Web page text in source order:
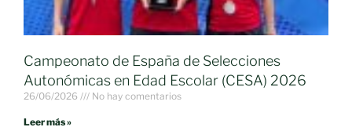
Campeonato de España de Selecciones
Autonómicas en Edad Escolar (CESA) 2026
26/06/2026 No hay comentarios
Leer más »